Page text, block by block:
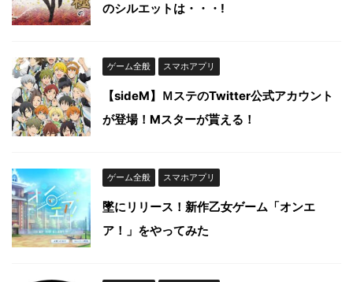
のシルエットは・・・!
ゲーム全般 スマホアプリ
【sideM】ＭステのTwitter公式アカウント
が登場！Mスターが貰える！
ゲーム全般 スマホアプリ
墜にリリース！新作乙女ゲーム「オンエ
ア！」をやってみた